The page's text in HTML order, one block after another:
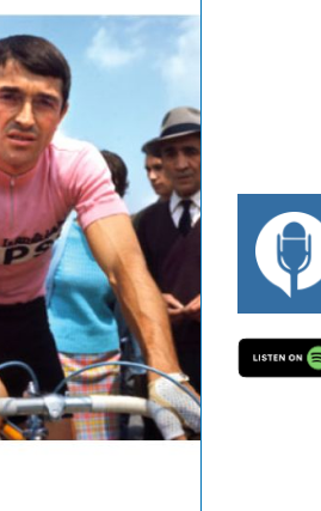
WEGELIUS, MAURO